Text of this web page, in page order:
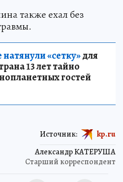
также ехал без
«сетку»для
13 лет тайно
гостей
Александр КАТЕРУША
Старший корреспондент
Источник: kp.ru